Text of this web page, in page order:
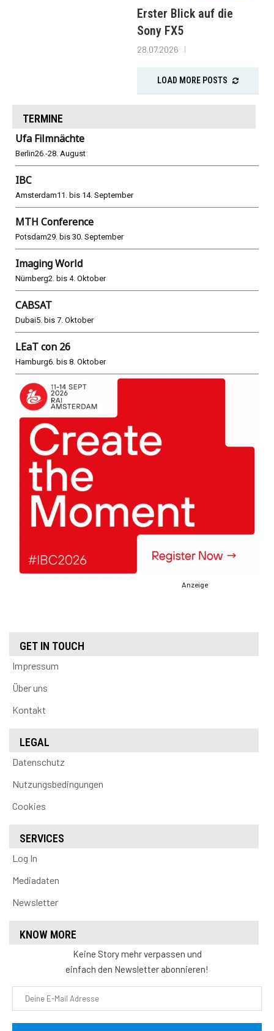
Erster Blick auf die
Sony FX5
28.07.2026
LOAD MORE POSTS
TERMINE
Ufa Filmnächte
Berlin26.-28. August
IBC
Amsterdam11. bis 14. September
MTH Conference
Potsdam29. bis 30. September
Imaging World
Nürnberg2. bis 4. Oktober
CABSAT
Dubai5. bis 7. Oktober
LEaT con 26
Hamburg6. bis 8. Oktober
Anzeige
GET IN TOUCH
Impressum
Über uns
Kontakt
LEGAL
Datenschutz
Nutzungsbedingungen
Cookies
SERVICES
Log In
Mediadaten
Newsletter
KNOW MORE
Keine Story mehr verpassen und
einfach den Newsletter abonnieren!